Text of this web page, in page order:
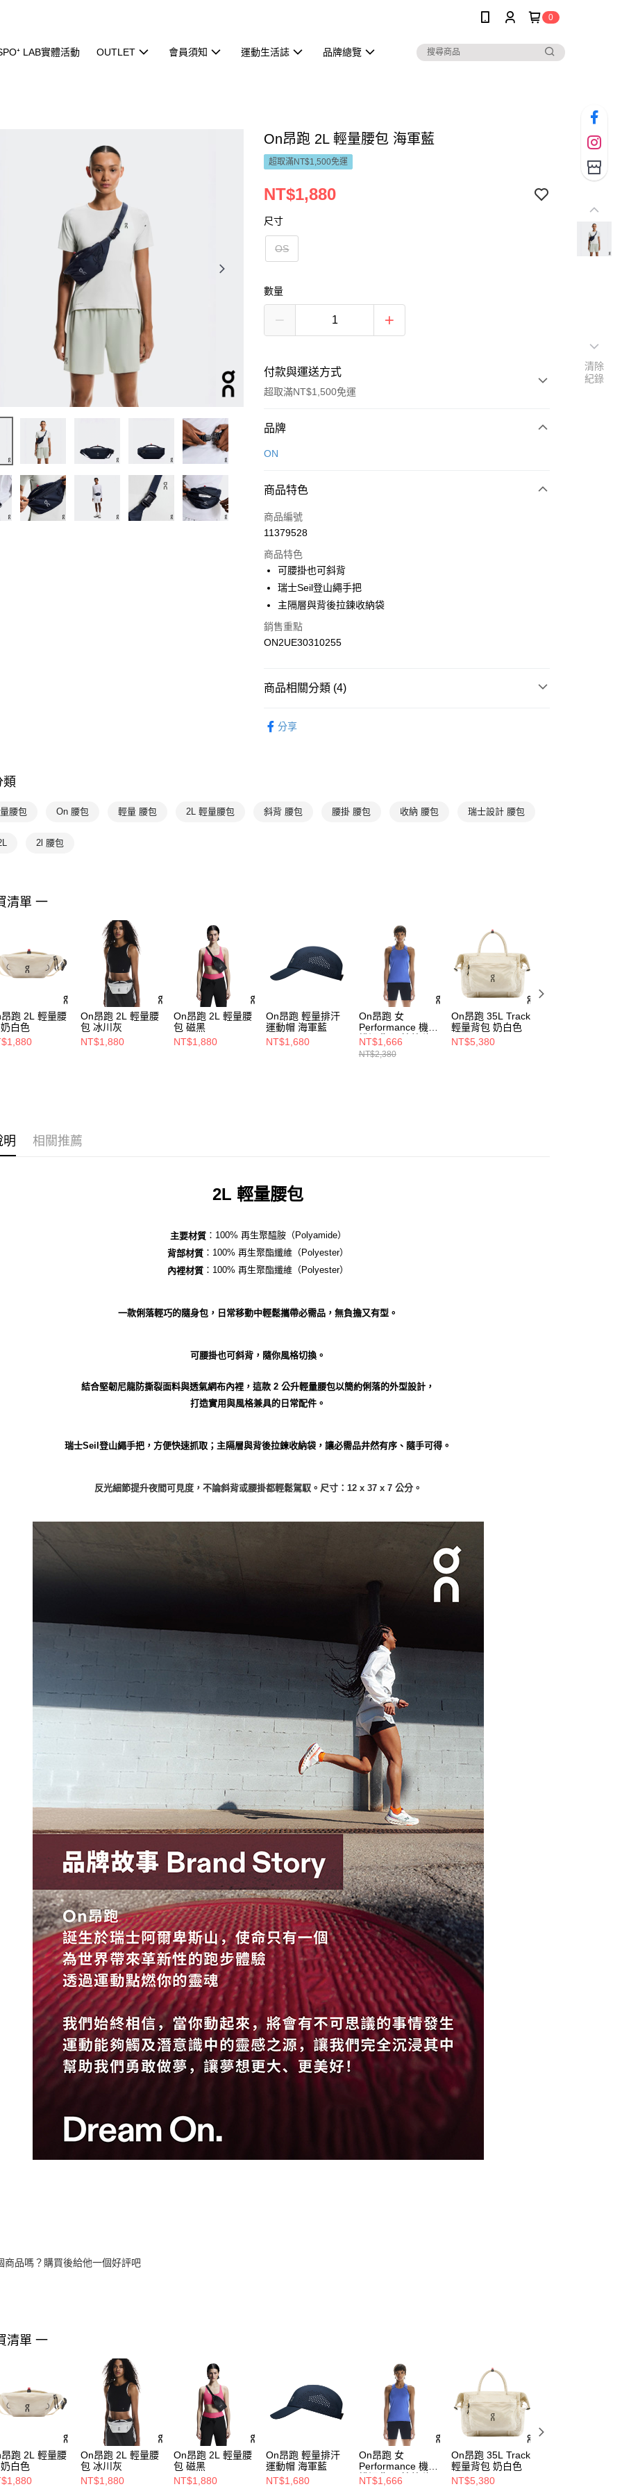
0
LAB實體活動 OUTLET 會員須知 運動生活誌 品牌總覽
On昂跑 2L 輕量腰包 海軍藍
超取滿NT$1,500免運
NT$1,880
尺寸
OS
數量
付款與運送方式
超取滿NT$1,500免運
付款方式
信用卡一次付款
悠遊付
運送方式
7-11取貨(快速到店)
每筆NT$100，滿NT$1,500(含以上)免運費
宅配-本島
品牌
ON
商品特色
商品編號
11379528
商品特色
可腰掛也可斜背
瑞士Seil登山繩手把
主隔層與背後拉鍊收納袋
銷售重點
ON2UE30310255
商品相關分類 (4)
分享
類
腰包 On 腰包 輕量 腰包 2L 輕量腰包 斜背 腰包 腰掛 腰包 收納 腰包 瑞士設計 腰包
2l 腰包
清單 一
跑 2L 輕量腰
白色
On昂跑 2L 輕量腰
包 冰川灰
NT$1,880
On昂跑 2L 輕量腰
包 磁黑
NT$1,880
On昂跑 輕量排汗
運動帽 海軍藍
NT$1,680
On昂跑 女
Performance 機能
排汗背心 鈷藍/海
軍藍
NT$1,666
NT$2,380
On昂跑 35L Track
輕量背包 奶白色
NT$5,380
明 相關推薦
2L 輕量腰包
主要材質：100% 再生聚醯胺（Polyamide）
背部材質 ：100% 再生聚酯纖維（Polyester）
內裡材質 ：100% 再生聚酯纖維（Polyester）
一款俐落輕巧的隨身包，日常移動中輕鬆攜帶必需品，無負擔又有型。
可腰掛也可斜背，隨你風格切換。
結合堅韌尼龍防撕裂面料與透氣網布內裡，這款 2 公升輕量腰包以簡約俐落的外型設計，
打造實用與風格兼具的日常配件。
瑞士Seil登山繩手把，方便快速抓取；主隔層與背後拉鍊收納袋，讓必需品井然有序、隨手可得。
反光細節提升夜間可見度，不論斜背或腰掛都輕鬆駕馭。尺寸：12 x 37 x 7 公分。
商品嗎？購買後給他一個好評吧
清單 一
跑 2L 輕量腰
白色
On昂跑 2L 輕量腰
包 冰川灰
NT$1,880
On昂跑 2L 輕量腰
包 磁黑
NT$1,880
On昂跑 輕量排汗
運動帽 海軍藍
NT$1,680
On昂跑 女
Performance 機能
排汗背心 鈷藍/海
NT$1,666
On昂跑 35L Track
輕量背包 奶白色
NT$5,380
清除
紀錄